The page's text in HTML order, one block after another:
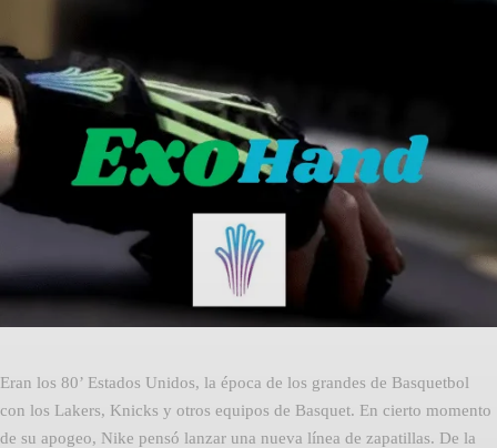
Twitter Pinterest
Eran los 80’ Estados Unidos, la época de los grandes de Basquetbol
con los Lakers, Knicks y otros equipos de Basquet. En cierto momento
de su apogeo, Nike pensó lanzar una nueva línea de zapatillas. De la